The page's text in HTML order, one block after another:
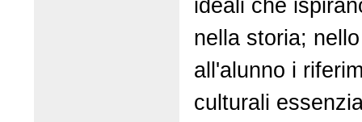
ideali che
nella storia;
all'alunno i
culturali